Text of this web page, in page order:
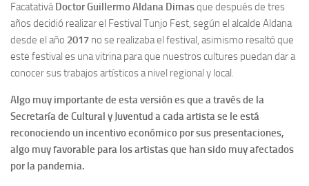
FacatativáDoctor Guillermo Aldana Dimasque después de tres
años decidió realizar el Festival Tunjo Fest, según el alcalde Aldana
desde el año 2017 no se realizaba el festival, asimismo resaltó que
este festival es una vitrina para que nuestros cultures puedan dar a
conocer sus trabajos artísticos a nivel regional y local.
Algo muy importante de esta versión es que a través de la
Secretaría de Cultural y Juventud a cada artista se le está
reconociendo un incentivo económico por sus presentaciones,
algo muy favorable para los artistas que han sido muy afectados
por la pandemia.